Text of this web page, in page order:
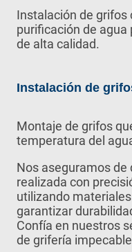
Instalación de grifos
purificación de
de alta calidad.
Instalación de
Montaje de grifos
temperatura del
Nos aseguramos de
realizada con
utilizando
garantizar
Confía en nuestros
de grifería